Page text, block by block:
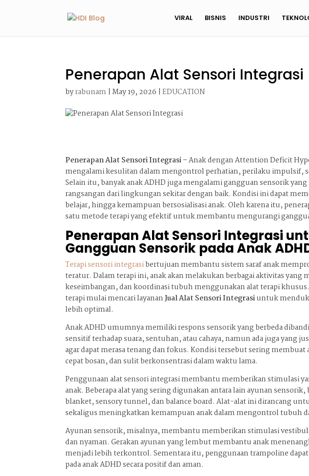
VIRAL BISNIS INDUSTRI
Penerapan Alat Sensori Integrasi
byrabunam |May 19, 2026 |EDUCATION
Penerapan Alat Sensori Integrasi –Anak dengan Attention Deficit
mengalami kesulitan dalam mengontrol perhatian, perilaku impulsif,
Selain itu, banyak anak ADHD juga mengalami gangguan sensorik
rangsangan dari lingkungan sekitar dengan baik. Kondisi ini dapat
belajar, hingga kemampuan bersosialisasi anak. Oleh karena itu,
satu metode terapi yang efektif untuk membantu mengurangi
Penerapan Alat Sensori Integrasi
Gangguan Sensorik pada Anak
Terapi sensori integrasibertujuan membantu sistem saraf anak
teratur. Dalam terapi ini, anak akan melakukan berbagai aktivitas yang
keseimbangan, dan koordinasi tubuh menggunakan alat terapi
terapi mulai mencari layananJual Alat Sensori Integrasiuntuk
lebih optimal.
Anak ADHD umumnya memiliki respons sensorik yang berbeda
sensitif terhadap suara, sentuhan, atau cahaya, namun ada juga yang
agar dapat merasa tenang dan fokus. Kondisi tersebut sering
cepat bosan, dan sulit berkonsentrasi dalam waktu lama.
Penggunaan alat sensori integrasi membantu memberikan stimulasi
anak. Beberapa alat yang sering digunakan antara lain ayunan
blanket, sensory tunnel, dan balance board. Alat-alat ini dirancang
sekaligus meningkatkan kemampuan anak dalam mengontrol tubuh
Ayunan sensorik, misalnya, membantu memberikan stimulasi
dan nyaman. Gerakan ayunan yang lembut membantu anak
menjadi lebih terkontrol. Sementara itu, penggunaan trampoline
pada anak ADHD secara positif dan aman.